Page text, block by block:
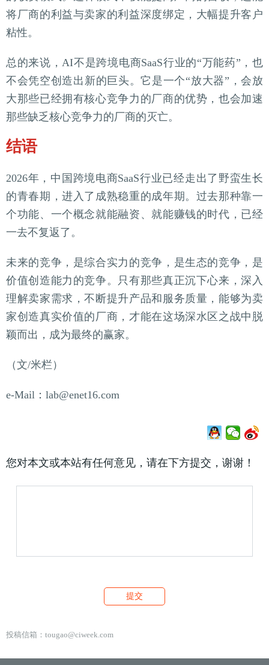
将厂商的利益与卖家的利益深度绑定，大幅提升客户
粘性。
总的来说，AI不是跨境电商SaaS行业的“万能药”，也
不会凭空创造出新的巨头。它是一个“放大器”，会放
大那些已经拥有核心竞争力的厂商的优势，也会加速
那些缺乏核心竞争力的厂商的灭亡。
结语
2026年，中国跨境电商SaaS行业已经走出了野蛮生长
的青春期，进入了成熟稳重的成年期。过去那种靠一
个功能、一个概念就能融资、就能赚钱的时代，已经
一去不复返了。
未来的竞争，是综合实力的竞争，是生态的竞争，是
价值创造能力的竞争。只有那些真正沉下心来，深入
理解卖家需求，不断提升产品和服务质量，能够为卖
家创造真实价值的厂商，才能在这场深水区之战中脱
颖而出，成为最终的赢家。
（文/米栏）
e-Mail：lab@enet16.com
您对本文或本站有任何意见，请在下方提交，谢谢！
投稿信箱： tougao@ciweek.com